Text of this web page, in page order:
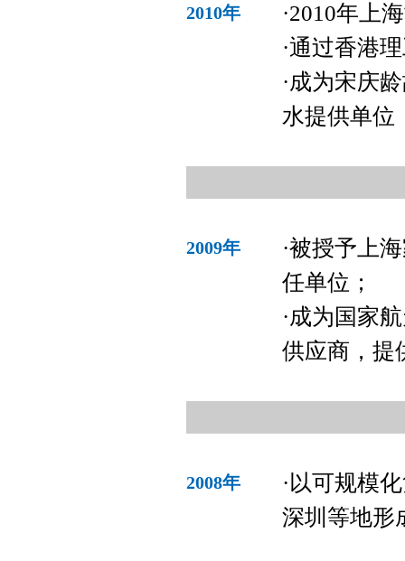
2010年
·2010年上
·通过香港
·成为宋庆
水提供单位
2009年
·被授予上
任单位；
·成为国家
供应商，提
2008年
·以可规模
深圳等地形